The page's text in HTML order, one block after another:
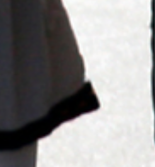
прекомерно – и как всяко от тях
влияе на развитието,
и усещането за стойност у детето.